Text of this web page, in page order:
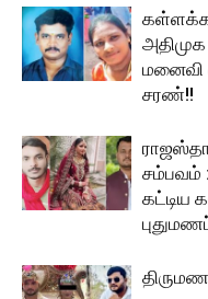
மனைவி
சரண்!!
சம்பவம் :
கட்டிய